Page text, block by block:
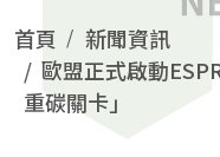
首頁
新聞資訊
歐盟正式啟動
重碳關卡」